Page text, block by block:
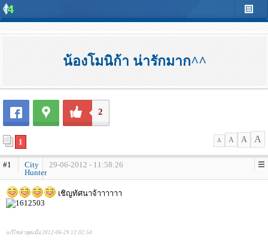
น้องโมนิก้า น่ารักมาก^^
2
1 A A A A
#1
City
Hunter
29-06-2012 - 11:58:26
เชิญทัศนาจ้าาาาาา
แก้ไขล่าสุดเมื่อ 2012-06-29 12:02:54